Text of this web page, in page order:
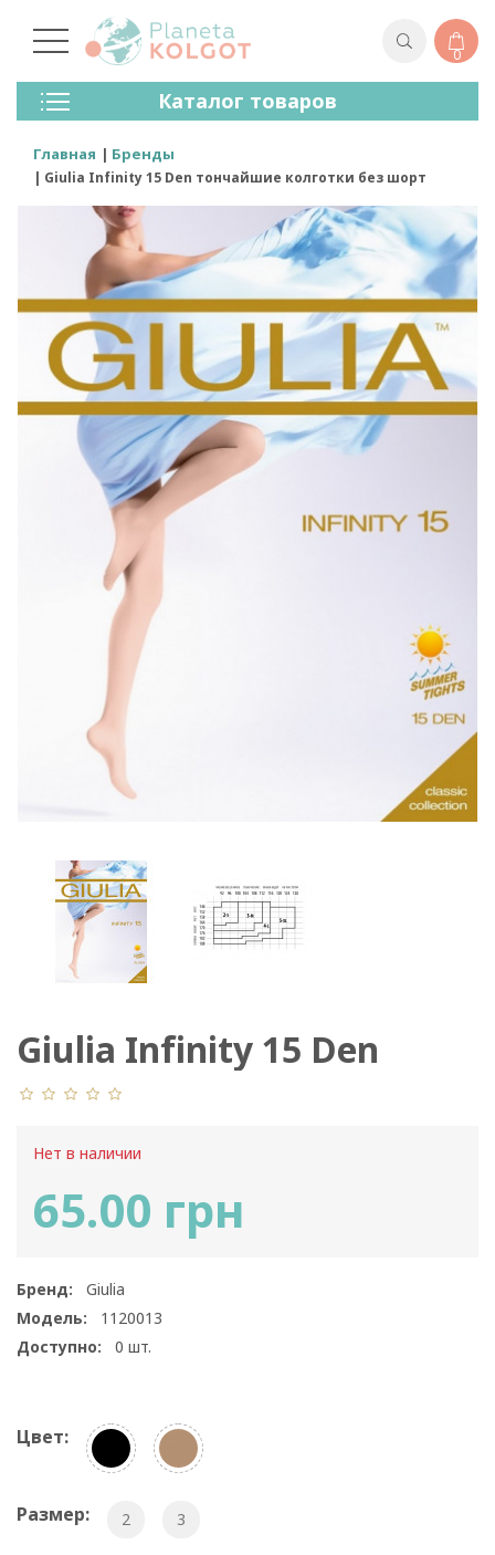
0
Каталог товаров
Колготки
Чулки
Лосины (леггинсы)
Спортивная Одежда
Для Мужчин
Для Детей
Бренды
Главная Бренды
Giulia Infinity 15 Den тончайшие колготки без шорт
Giulia Infinity 15 Den
Нет в наличии
65.00 грн
Бренд:
Giulia
Модель:
1120013
Доступно:
0 шт.
Цвет:
Размер: 2 3